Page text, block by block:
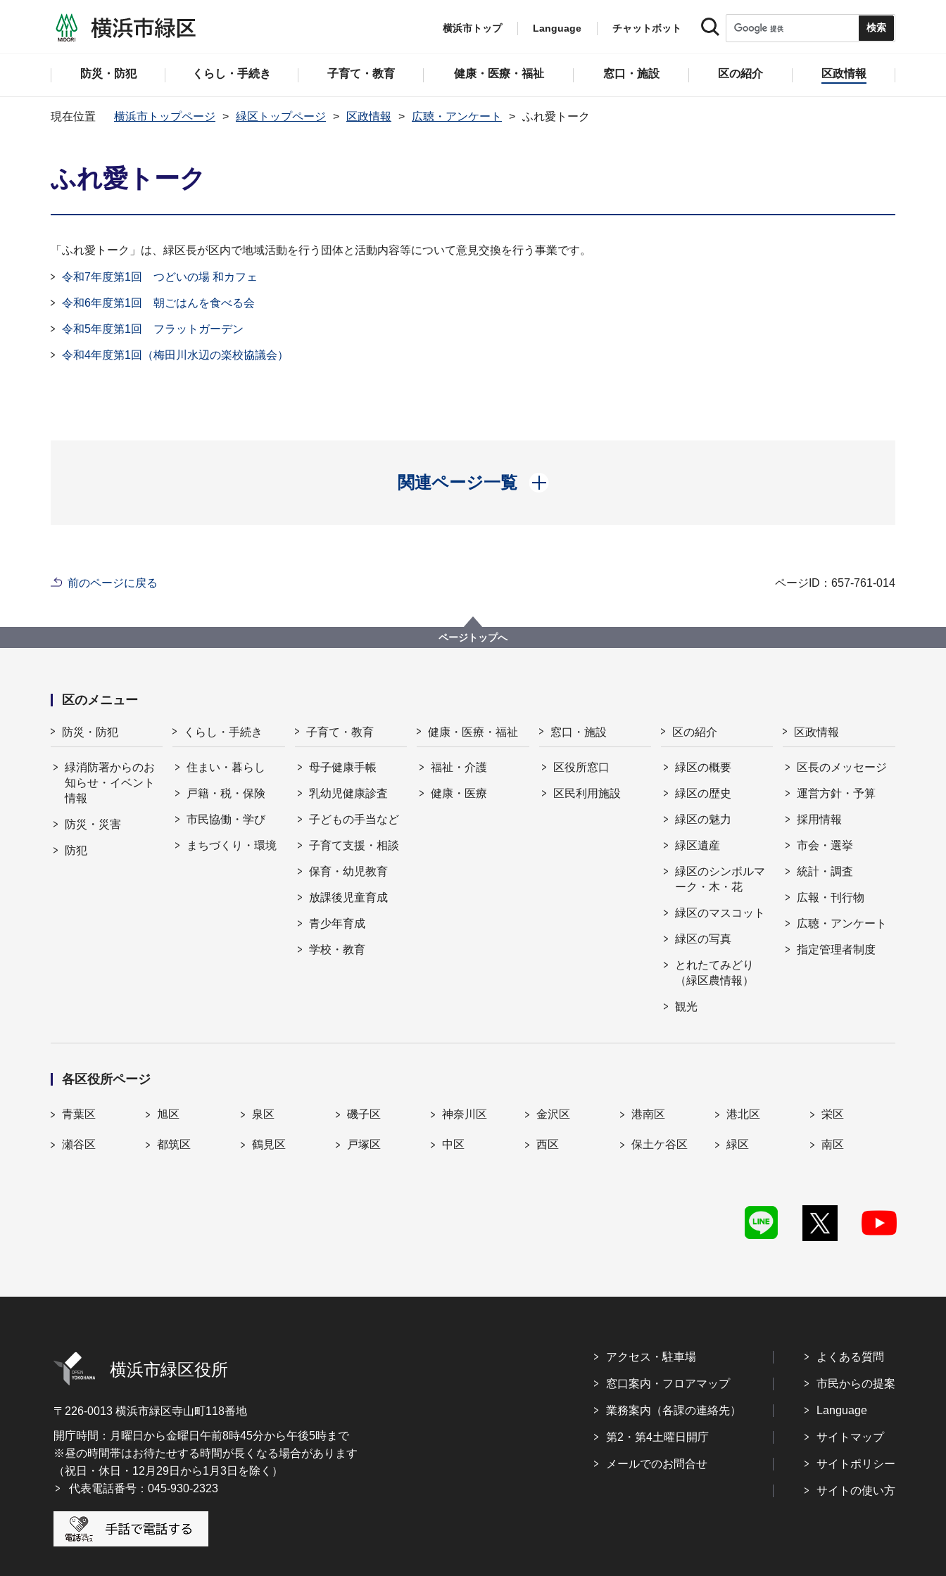
横浜市トップ Language チャットボット
防災・防犯 くらし・手続き 子育て・教育 健康・医療・福祉 窓口・施設 区の紹介 区政情報
現在位置 横浜市トップページ 緑区トップページ 区政情報 広聴・アンケート ふれ愛トーク
ふれ愛トーク
「ふれ愛トーク」は、緑区長が区内で地域活動を行う団体と活動内容等について意見交換を行う事業です。
令和7年度第1回 つどいの場 和カフェ
令和6年度第1回 朝ごはんを食べる会
令和5年度第1回 フラットガーデン
令和4年度第1回（梅田川水辺の楽校協議会）
関連ページ一覧
開く
前のページに戻る ページID：657-761-014
ページトップへ
区のメニュー
防災・防犯
緑消防署からのお
知らせ・イベント
情報
防災・災害
防犯
くらし・手続き
住まい・暮らし
戸籍・税・保険
市民協働・学び
まちづくり・環境
子育て・教育
母子健康手帳
乳幼児健康診査
子どもの手当など
子育て支援・相談
保育・幼児教育
放課後児童育成
青少年育成
学校・教育
健康・医療・福祉
福祉・介護
健康・医療
窓口・施設
区役所窓口
区民利用施設
区の紹介
緑区の概要
緑区の歴史
緑区の魅力
緑区遺産
緑区のシンボルマ
ーク・木・花
緑区のマスコット
緑区の写真
とれたてみどり
（緑区農情報）
観光
区政情報
区長のメッセージ
運営方針・予算
採用情報
市会・選挙
統計・調査
広報・刊行物
広聴・アンケート
指定管理者制度
各区役所ページ
青葉区 旭区 泉区 磯子区 神奈川区 金沢区 港南区 港北区 栄区
瀬谷区 都筑区 鶴見区 戸塚区 中区 西区 保土ケ谷区 緑区 南区
横浜市緑区役所
〒226-0013 横浜市緑区寺山町118番地
開庁時間：月曜日から金曜日午前8時45分から午後5時まで
※昼の時間帯はお待たせする時間が長くなる場合があります
（祝日・休日・12月29日から1月3日を除く）
代表電話番号：045-930-2323
アクセス・駐車場
窓口案内・フロアマップ
業務案内（各課の連絡先）
第2・第4土曜日開庁
メールでのお問合せ
よくある質問
市民からの提案
Language
サイトマップ
サイトポリシー
サイトの使い方